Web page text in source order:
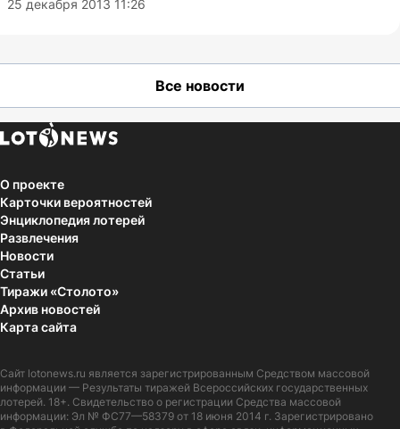
25 декабря 2013 11:26
Все новости
О проекте
Карточки вероятностей
Энциклопедия лотерей
Развлечения
Новости
Статьи
Тиражи «Столото»
Архив новостей
Карта сайта
Сайт lotonews.ru является зарегистрированным Средством массовой
информации — Результаты тиражей Всероссийских государственных
лотерей. 18+. Свидетельство о регистрации Средства массовой
информации: Эл № ФС77—58379 от 18 июня 2014 г. Зарегистрировано